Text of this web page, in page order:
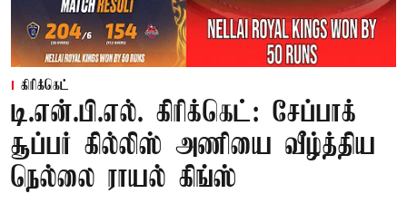
கிரிக்கெட்
டி.என்.பி.எல். கிரிக்கெட்: சேப்பாக்
சூப்பர் கில்லிஸ் அணியை வீழ்த்திய
நெல்லை ராயல் கிங்ஸ்